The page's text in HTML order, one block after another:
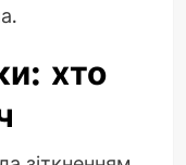
хто